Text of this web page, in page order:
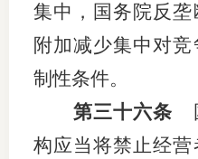
集中，国务院反
附加减少集中对
制性条件。
第三十六条
构应当将禁止经